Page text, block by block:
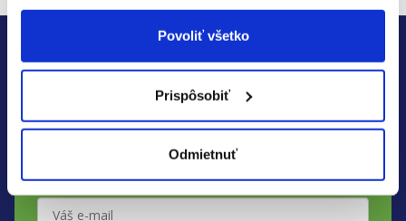
Povoliť všetko
Prispôsobiť
Odmietnuť
Zistite včas všetky akcie a
zľavy
novinkách a zľavách naKendamil, Good Gout, Salvest,